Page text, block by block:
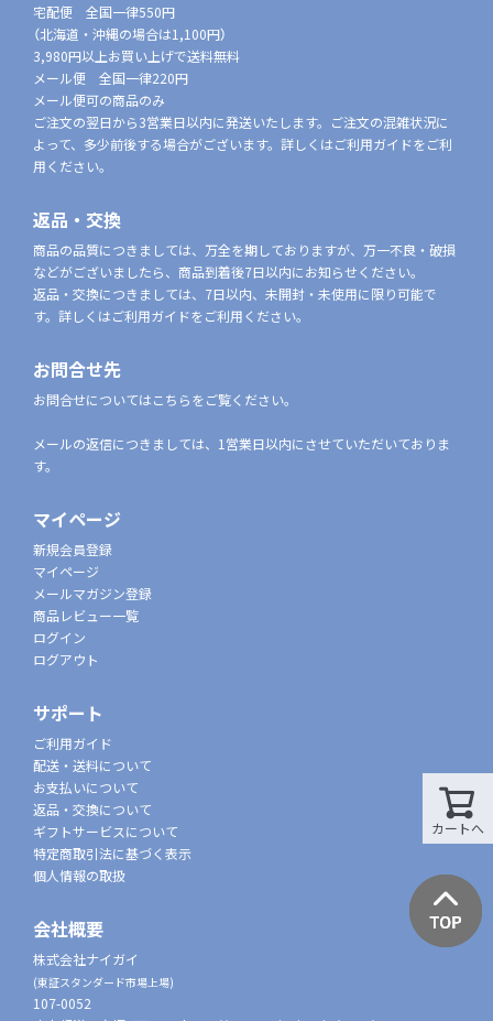
カートへ
宅配便 全国一律550円
（北海道・沖縄の場合は1,100円）
3,980円以上お買い上げで送料無料
メール便 全国一律220円
メール便可の商品のみ
ご注文の翌日から3営業日以内に発送いたします。ご注文の混雑状況に
よって、多少前後する場合がございます。詳しくはご利用ガイドをご利
用ください。
返品・交換
商品の品質につきましては、万全を期しておりますが、万一不良・破損
などがございましたら、商品到着後7日以内にお知らせください。
返品・交換につきましては、7日以内、未開封・未使用に限り可能で
す。詳しくはご利用ガイドをご利用ください。
お問合せ先
お問合せについてはこちらをご覧ください。
メールの返信につきましては、1営業日以内にさせていただいておりま
す。
マイページ
新規会員登録
マイページ
メールマガジン登録
商品レビュー一覧
ログイン
ログアウト
サポート
ご利用ガイド
配送・送料について
お支払いについて
返品・交換について
ギフトサービスについて
特定商取引法に基づく表示
個人情報の取扱
会社概要
株式会社ナイガイ
(東証スタンダード市場上場)
107-0052